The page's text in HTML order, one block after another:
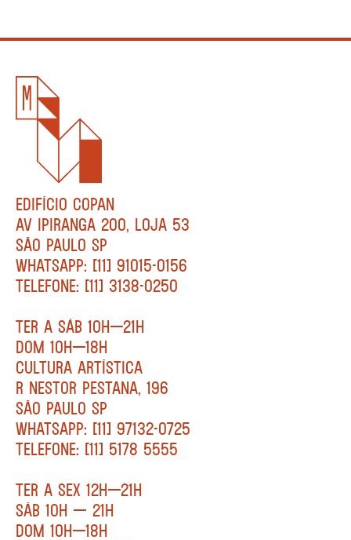
EDIFÍCIO COPAN
AV IPIRANGA 200, LOJA 53
SÃO PAULO SP
WHATSAPP: [11] 91015-0156
TELEFONE: [11] 3138-0250
TER A SÁB 10H—21H
DOM 10H—18H
CULTURA ARTÍSTICA
R NESTOR PESTANA, 196
SÃO PAULO SP
WHATSAPP: [11] 97132-0725
TELEFONE: [11] 5178 5555
TER A SEX 12H—21H
SÁB 10H — 21H
DOM 10H—18H